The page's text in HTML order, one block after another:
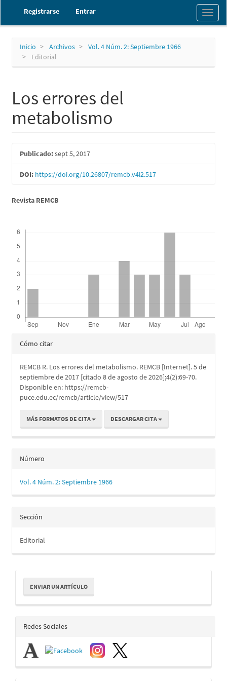
principal
Contenido
Barra
lateral
Registrarse Entrar
Toggle
Inicio Archivos
Vol. 4 Núm. 2: Septiembre 1966
Editorial
Los errores del
metabolismo
Barra
lateral
artículo
Publicado:sept 5, 2017
DOI: https://doi.org/10.26807/remcb.v4i2.517
Contenido
del
artículo
Revista REMCB
Detalles
artículo
Cómo citar
REMCB R. Los errores del metabolismo. REMCB [Internet]. 5 de
septiembre de 2017 [citado 8 de agosto de 2026];4(2):69-70.
Disponible en: https://remcb-
puce.edu.ec/remcb/article/view/517
MÁS FORMATOS DE CITA DESCARGAR CITA
Número
Vol. 4 Núm. 2: Septiembre 1966
Sección
Editorial
Enviar
un
artículo
ENVIAR UN ARTÍCULO
redes_sociales
Redes Sociales